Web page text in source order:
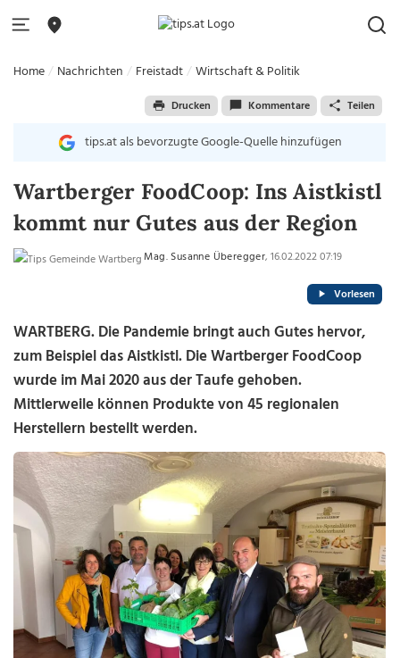
Home Nachrichten Freistadt Wirtschaft & Politik
Drucken Kommentare Teilen
tips.at als bevorzugte Google-Quelle hinzufügen
Wartberger FoodCoop: Ins Aistkistl
kommt nur Gutes aus der Region
Mag. Susanne Überegger, 16.02.2022 07:19
Vorlesen
WARTBERG. Die Pandemie bringt auch Gutes hervor,
zum Beispiel das Aistkistl. Die Wartberger FoodCoop
wurde im Mai 2020 aus der Taufe gehoben.
Mittlerweile können Produkte von 45 regionalen
Herstellern bestellt werden.